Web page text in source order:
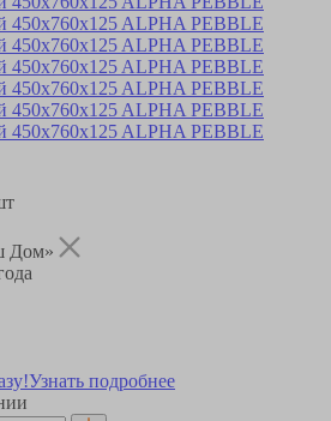
Дом»
Узнать подробнее